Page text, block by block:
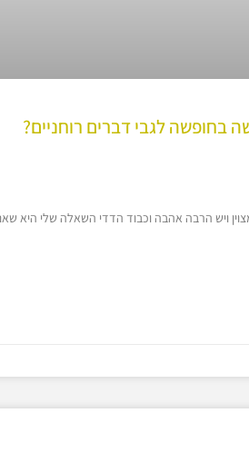
בחופשה לגבי דברים רוחניים?
ויש הרבה אהבה וכבוד הדדי השאלה שלי היא